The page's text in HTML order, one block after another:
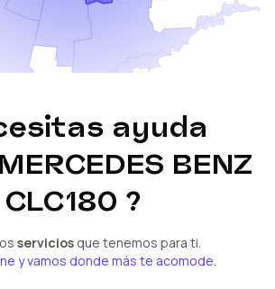
ayuda
MERCEDES BENZ
CLC180 ?
servicios que tenemos para ti.
y vamos donde más te acomode.